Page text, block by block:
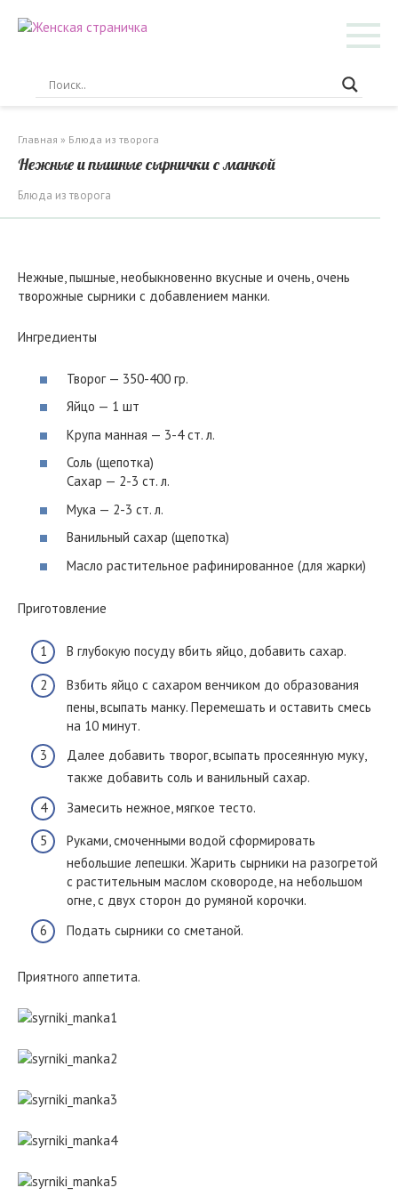
Главная » Блюда из творога
Нежные и пышные сырнички с манкой
Блюда из творога
Нежные, пышные, необыкновенно вкусные и очень, очень
творожные сырники с добавлением манки.
Ингредиенты
Творог — 350-400 гр.
Яйцо — 1 шт
Крупа манная — 3-4 ст. л.
Соль (щепотка)
Сахар — 2-3 ст. л.
Мука — 2-3 ст. л.
Ванильный сахар (щепотка)
Масло растительное рафинированное (для жарки)
Приготовление
В глубокую посуду вбить яйцо, добавить сахар.
Взбить яйцо с сахаром венчиком до образования
пены, всыпать манку. Перемешать и оставить смесь
на 10 минут.
Далее добавить творог, всыпать просеянную муку,
также добавить соль и ванильный сахар.
Замесить нежное, мягкое тесто.
Руками, смоченными водой сформировать
небольшие лепешки. Жарить сырники на разогретой
с растительным маслом сковороде, на небольшом
огне, с двух сторон до румяной корочки.
Подать сырники со сметаной.
Приятного аппетита.